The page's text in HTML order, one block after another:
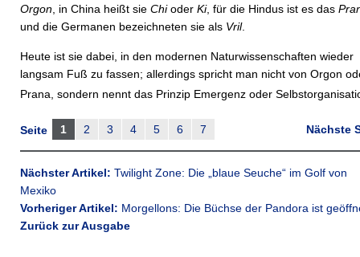
Orgon , in China heißt sie Chioder Ki, für die Hindus ist es das
und die Germanen bezeichneten sie als Vril.
Heute ist sie dabei, in den modernen Naturwissenschaften wieder
langsam Fuß zu fassen; allerdings spricht man nicht von Orgon
Prana, sondern nennt das Prinzip Emergenz oder
Nächste
Seite 1 2 3 4 5 6 7
Nächster Artikel: Twilight Zone: Die „blaue Seuche“ im Golf von
Mexiko
Vorheriger Artikel: Morgellons: Die Büchse der Pandora ist
Zurück zur Ausgabe